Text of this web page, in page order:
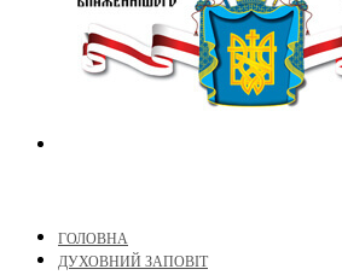
ГОЛОВНА
ДУХОВНИЙ ЗАПОВІТ